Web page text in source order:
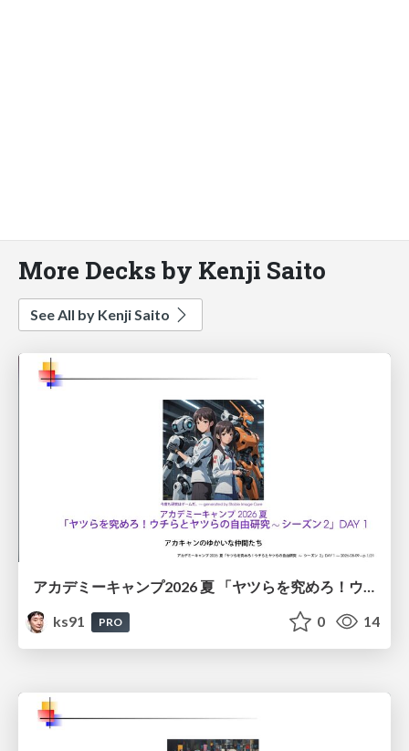
More Decks by Kenji Saito
See All by Kenji Saito
アカデミーキャンプ2026 夏 「ヤツらを究めろ！ウチらとヤツらの自由研究∼ シーズン2」DAY 1 / Academy Camp 2026 Summer: Master Them! Our Independent Research Project with Them—Season 2 DAY1
ks91
PRO 0 14